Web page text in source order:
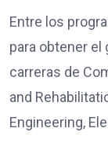
Entre los
para obtener el
carreras de
and
Engineering,